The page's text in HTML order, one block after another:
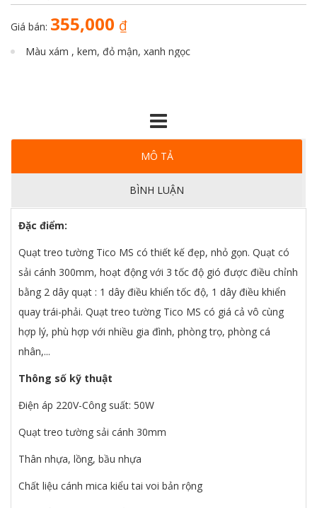
Giá bán: 355,000 ₫
Màu xám , kem, đỏ mận, xanh ngọc
MÔ TẢ
BÌNH LUẬN
Đặc điểm:
Quạt treo tường Tico MS có thiết kế đẹp, nhỏ gọn. Quạt có
sải cánh 300mm, hoạt động với 3 tốc độ gió được điều chỉnh
bằng 2 dây quạt : 1 dây điều khiển tốc độ, 1 dây điều khiển
quay trái-phải. Quạt treo tường Tico MS có giá cả vô cùng
hợp lý, phù hợp với nhiều gia đình, phòng trọ, phòng cá
nhân,...
Thông số kỹ thuật
Điện áp 220V-Công suất: 50W
Quạt treo tường sải cánh 30mm
Thân nhựa, lồng, bầu nhựa
Chất liệu cánh mica kiểu tai voi bản rộng